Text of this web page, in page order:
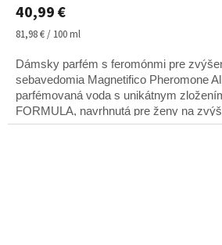
produktu
je
5,0
z
5
hviezdičiek.
40,99 €
Jednotková
81,98 € / 100 ml
Dámsky parfém s feromónmi pre
sebavedomia Magnetifico Pheromone
parfémovaná voda s unikátnym
FORMULA, navrhnutá pre ženy na